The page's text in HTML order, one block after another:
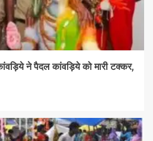
ने पैदल कांवड़िये को मारी टक्कर,